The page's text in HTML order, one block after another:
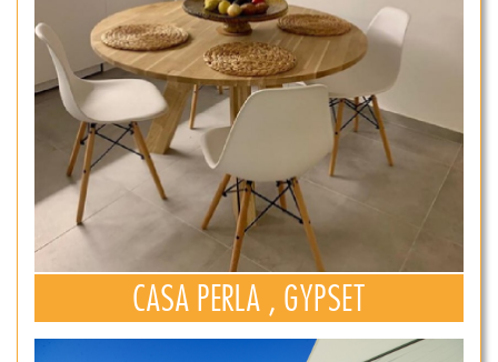
CASA PERLA , GYPSET